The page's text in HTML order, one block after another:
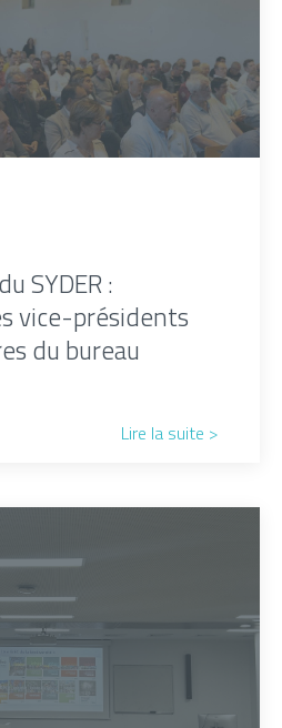
SYDER :
vice-présidents
du bureau
Lire la suite >